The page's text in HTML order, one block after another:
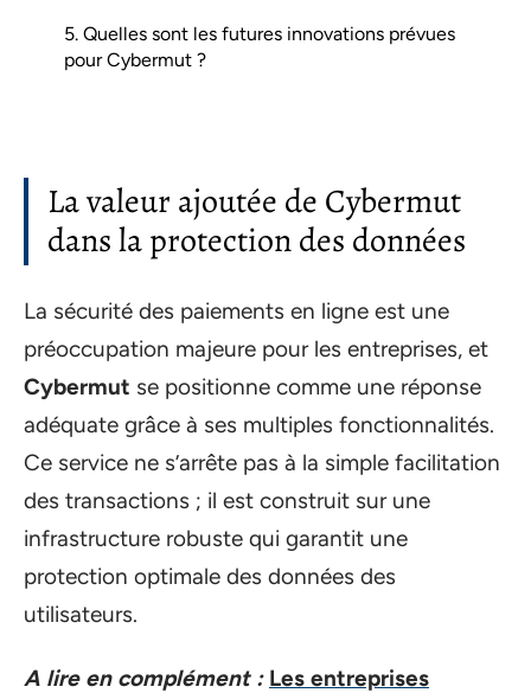
5. Quelles sont les futures innovations prévues
pour Cybermut ?
La valeur ajoutée de Cybermut
dans la protection des données
La sécurité des paiements en ligne est une
préoccupation majeure pour les entreprises, et
Cybermut se positionne comme une réponse
adéquate grâce à ses multiples fonctionnalités.
Ce service ne s’arrête pas à la simple facilitation
des transactions ; il est construit sur une
infrastructure robuste qui garantit une
protection optimale des données des
utilisateurs.
A lire en complément : Les entreprises